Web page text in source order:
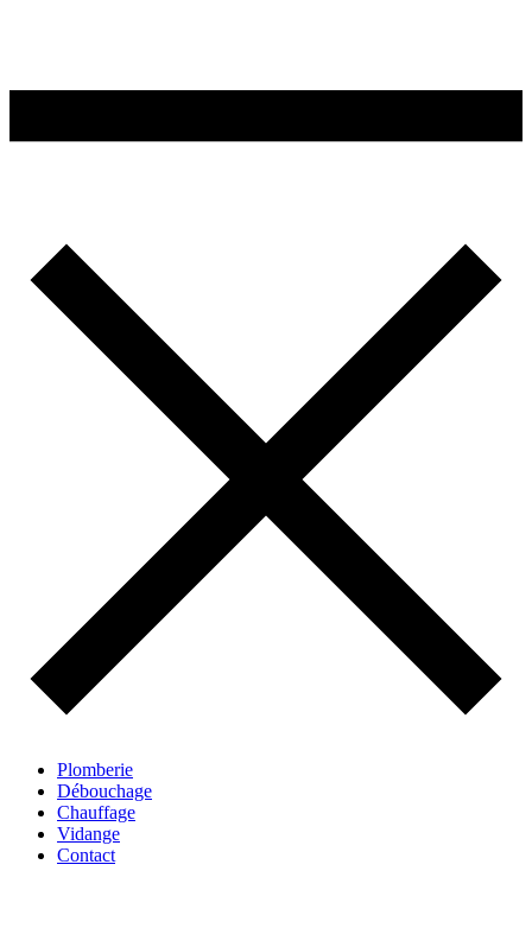
Plomberie
Débouchage
Chauffage
Vidange
Contact